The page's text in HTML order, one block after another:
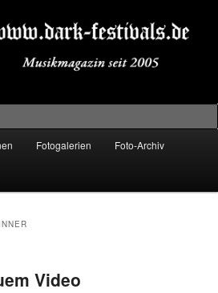
Fotogalerien Foto-Archiv
Video